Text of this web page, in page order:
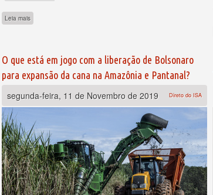
Leia mais
O que está em jogo com a liberação de Bolsonaro
para expansão da cana na Amazônia e Pantanal?
segunda-feira, 11 de Novembro de 2019
Direto do ISA